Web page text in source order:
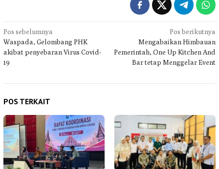
Navigasi
pos
Pos sebelumnya
Waspada, Gelombang PHK
akibat penyebaran Virus Covid-
19
Pos berikutnya
Mengabaikan Himbauan
Pemerintah, One Up Kitchen And
Bar tetap Menggelar Event
POS TERKAIT